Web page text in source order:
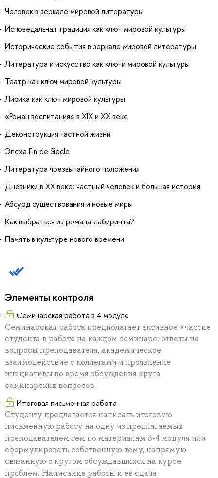
Человек в зеркале мировой литературы
Исповедальная традиция как ключ мировой культуры
Исторические события в зеркале мировой литературы
Литература и искусство как ключи мировой культуры
Театр как ключ мировой культуры
Лирика как ключ мировой культуры
«Роман воспитания» в XIX и XX веке
Деконструкция частной жизни
Эпоха Fin de Siecle
Литература чрезвычайного положения
Дневники в XX веке: частный человек и большая история
Абсурд существования и новые миры
Как выбраться из романа-лабиринта?
Память в культуре нового времени
Элементы контроля
Семинарская работа в 4 модуле
Семинарская работа предполагает активное участие
студента в работе на каждом семинаре: ответы на
вопросы преподавателя, академическое
взаимодействие с коллегами и проявление
инициативы во время обсуждения круга
семинарских вопросов
Итоговая письменная работа
Студенту предлагается написать итоговую
письменную работу на одну из предлагаемых
преподавателем тем по материалам 3-4 модуля или
сформулировать собственную тему, напрямую
связанную с кругом обсуждавшихся на курсе
проблем. Написание работы и её сдача